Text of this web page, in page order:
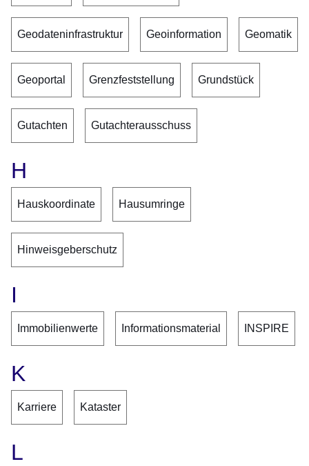
Geodateninfrastruktur Geoinformation Geomatik
Geoportal Grenzfeststellung Grundstück
Gutachten Gutachterausschuss
H
Hauskoordinate Hausumringe
Hinweisgeberschutz
I
Immobilienwerte Informationsmaterial INSPIRE
K
Karriere Kataster
L